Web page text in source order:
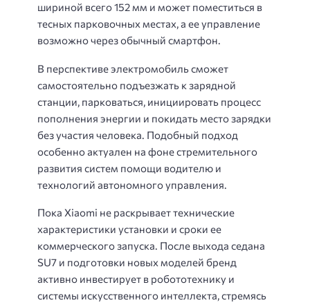
шириной всего 152 мм и может поместиться в
тесных парковочных местах, а ее управление
возможно через обычный смартфон.
В перспективе электромобиль сможет
самостоятельно подъезжать к зарядной
станции, парковаться, инициировать процесс
пополнения энергии и покидать место зарядки
без участия человека. Подобный подход
особенно актуален на фоне стремительного
развития систем помощи водителю и
технологий автономного управления.
Пока Xiaomi не раскрывает технические
характеристики установки и сроки ее
коммерческого запуска. После выхода седана
SU7 и подготовки новых моделей бренд
активно инвестирует в робототехнику и
системы искусственного интеллекта, стремясь